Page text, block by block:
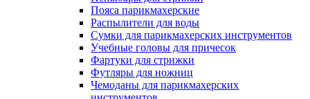
Пояса парикмахерские
Распылители для воды
Сумки для парикмахерских инструментов
Учебные головы для причесок
Фартуки для стрижки
Футляры для ножниц
Чемоданы для парикмахерских